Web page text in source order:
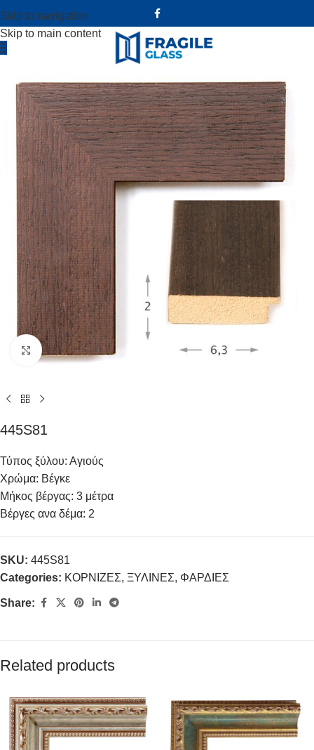
Skip to navigation
Skip to main content
Click to enlarge
445S81
Τύπος ξύλου: Αγιούς
Χρώμα: Βέγκε
Μήκος βέργας: 3 μέτρα
Βέργες ανα δέμα: 2
SKU: 445S81
Categories: ΚΟΡΝΙΖΕΣ, ΞΥΛΙΝΕΣ, ΦΑΡΔΙΕΣ
Share:
Related products